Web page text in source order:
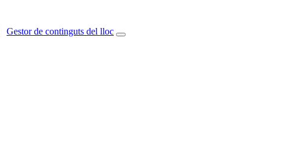
Gestor de continguts del lloc